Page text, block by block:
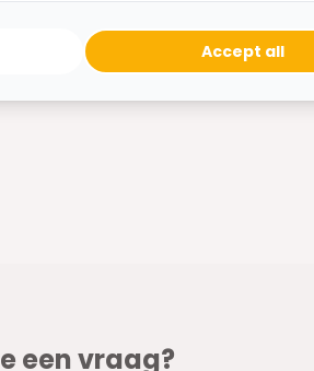
een vraag?
Accept all